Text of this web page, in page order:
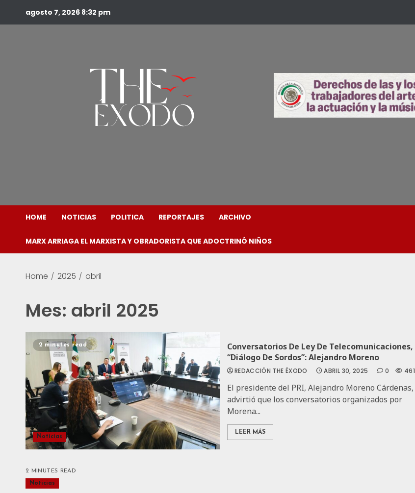
agosto 7, 2026 8:32 pm
HOME NOTICIAS POLITICA REPORTAJES ARCHIVO
MARX ARRIAGA EL MARXISTA Y OBRADORISTA QUE ADOCTRINÓ NIÑOS
Home 2025 abril
Mes: abril 2025
2 minutes read
Noticias
Conversatorios De Ley De Telecomunicaciones,
“diálogo De Sordos”: Alejandro Moreno
REDACCIÓN THE ÉXODO ABRIL 30, 2025 0 461
El presidente del PRI, Alejandro Moreno Cárdenas,
advirtió que los conversatorios organizados por
Morena...
LEER MÁS
2 MINUTES READ
Noticias